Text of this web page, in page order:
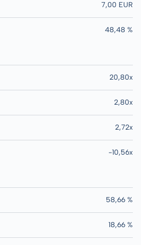
7,00 EUR
48,48 %
20,80x
2,80x
2,72x
-10,56x
58,66 %
18,66 %